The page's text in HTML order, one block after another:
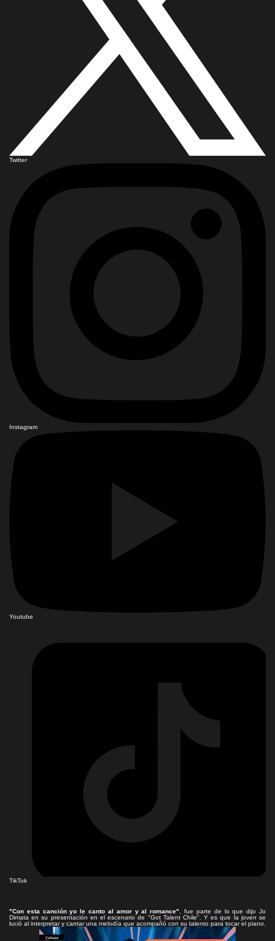
Twitter
Instagram
Youtube
TikTok
"Con esta canción yo le canto al amor y al romance"
, fue parte de lo que dijo Jo
Dimata en su presentación en el escenario de "Got Talent Chile". Y es que la joven se
lució al interpretar y cantar una melodía que acompañó con su talento para tocar el piano.